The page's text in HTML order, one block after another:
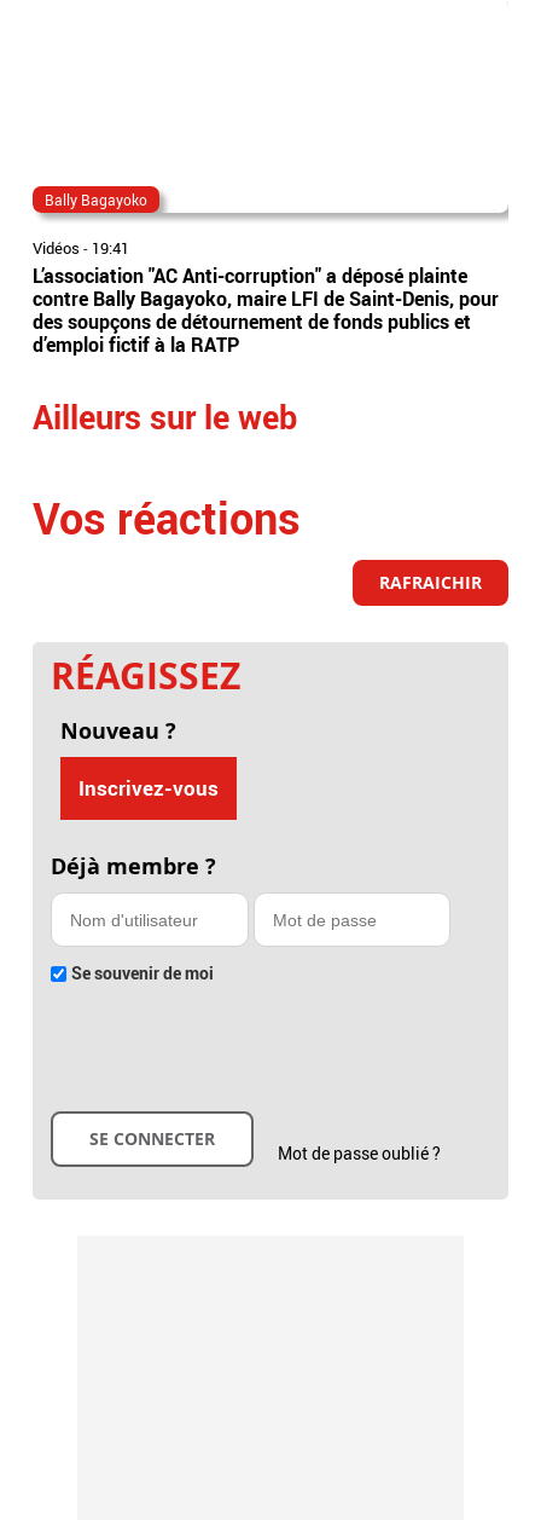
Bally Bagayoko
Vidéos - 19:41
L’association "AC Anti-corruption" a déposé plainte
contre Bally Bagayoko, maire LFI de Saint-Denis, pour
des soupçons de détournement de fonds publics et
d’emploi fictif à la RATP
Ailleurs sur le web
Vos réactions
RAFRAICHIR
RÉAGISSEZ
Nouveau ?
Inscrivez-vous
Déjà membre ?
Se souvenir de moi
Mot de passe oublié ?